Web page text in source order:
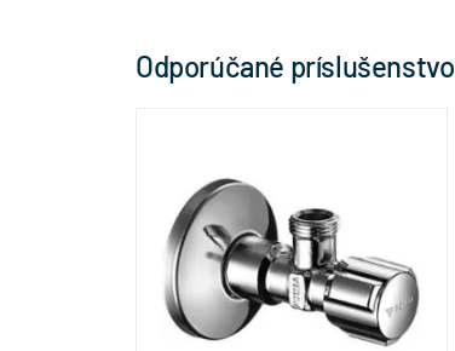
Odporúčané príslušenstvo